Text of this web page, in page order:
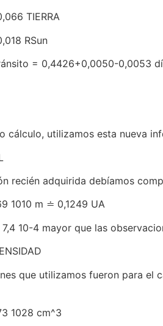
TIERRA
RSun
= 0,4426+0,0050-0,0053
cálculo, utilizamos esta nueva
recién adquirida debíamos
1010 m ≐ 0,1249 UA
10-4 mayor que las
que utilizamos fueron para el
1028 cm^3